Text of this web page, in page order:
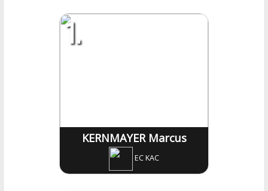
1.
KERNMAYER Marcus
EC KAC